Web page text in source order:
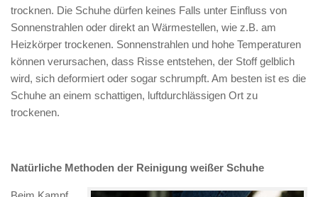
trocknen. Die Schuhe dürfen keines Falls unter Einfluss von
Sonnenstrahlen oder direkt an Wärmestellen, wie z.B. am
Heizkörper trockenen. Sonnenstrahlen und hohe Temperaturen
können verursachen, dass Risse entstehen, der Stoff gelblich
wird, sich deformiert oder sogar schrumpft. Am besten ist es die
Schuhe an einem schattigen, luftdurchlässigen Ort zu
trockenen.
Natürliche Methoden der Reinigung weißer Schuhe